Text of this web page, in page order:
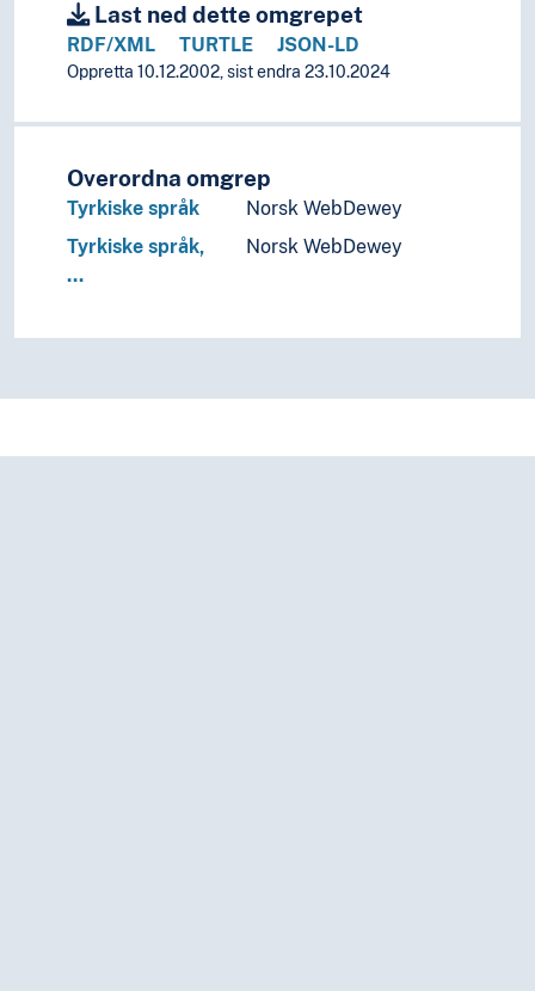
Last ned dette omgrepet
RDF/XML TURTLE JSON-LD
Oppretta 10.12.2002, sist endra 23.10.2024
Overordna omgrep
Tyrkiske språk
Norsk WebDewey
Tyrkiske språk,
…
Norsk WebDewey